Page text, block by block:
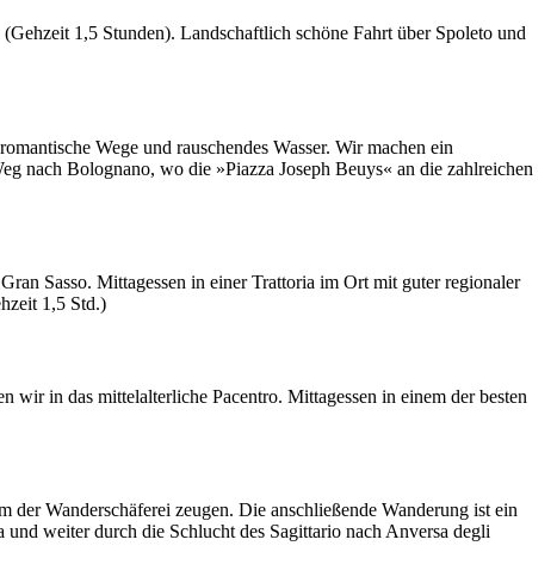
1,5 Stunden). Landschaftlich schöne Fahrt über Spoleto und
Wege und rauschendes Wasser. Wir machen ein
nach Bolognano, wo die »Piazza Joseph Beuys« an die zahlreichen
Sasso. Mittagessen in einer Trattoria im Ort mit guter regionaler
1,5 Std.)
wir in das mittelalterliche Pacentro. Mittagessen in einem der besten
Wanderschäferei zeugen. Die anschließende Wanderung ist ein
weiter durch die Schlucht des Sagittario nach Anversa degli